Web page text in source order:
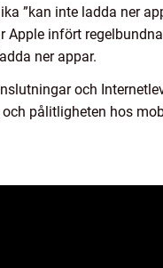
”kan inte ladda ner
infört
ner appar.
och
pålitligheten hos